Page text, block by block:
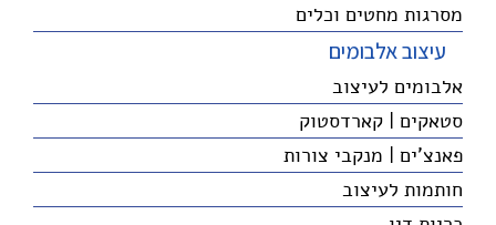
מסרגות מחטים וכלים
עיצוב אלבומים
אלבומים לעיצוב
סטאקים | קארדסטוק
פאנצ'ים | מנקבי צורות
חותמות לעיצוב